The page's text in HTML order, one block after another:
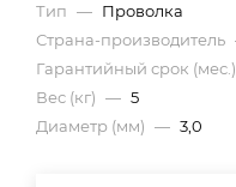
Тип — Проволка
Страна-производитель
Гарантийный срок (мес.)
Вес (кг) — 5
Диаметр (мм) — 3,0